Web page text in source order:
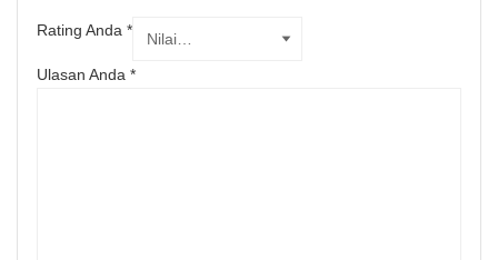
Rating Anda *
Ulasan Anda *